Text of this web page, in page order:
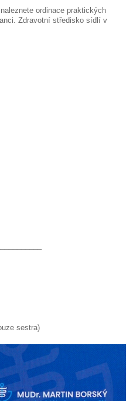
ordinace praktických
Zdravotní středisko sídlí v
sestra)